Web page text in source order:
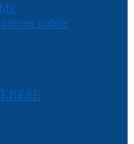
public